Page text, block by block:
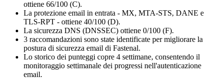
ottiene 66/100 (C).
La protezione email in entrata - MX, MTA-STS, DANE e
TLS-RPT - ottiene 40/100 (D).
La sicurezza DNS (DNSSEC) ottiene 0/100 (F).
3 raccomandazioni sono state identificate per migliorare la
postura di sicurezza email di Fastenal.
Lo storico dei punteggi copre 4 settimane, consentendo il
monitoraggio settimanale dei progressi nell'autenticazione
email.